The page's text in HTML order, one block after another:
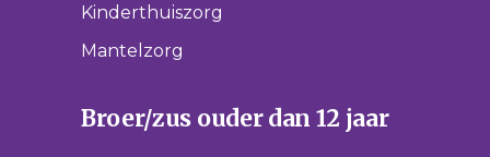
Kinderthuiszorg
Mantelzorg
Broer/zus ouder dan 12 jaar